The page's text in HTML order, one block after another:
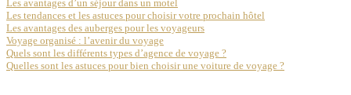
Les avantages d’un séjour dans un motel
Les tendances et les astuces pour choisir votre prochain hôtel
Les avantages des auberges pour les voyageurs
Voyage organisé : l’avenir du voyage
Quels sont les différents types d’agence de voyage ?
Quelles sont les astuces pour bien choisir une voiture de voyage ?